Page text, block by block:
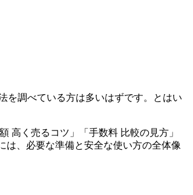
を調べている方は多いはずです。とはい
高く売るコツ」「手数料 比較の見方」
は、必要な準備と安全な使い方の全体像